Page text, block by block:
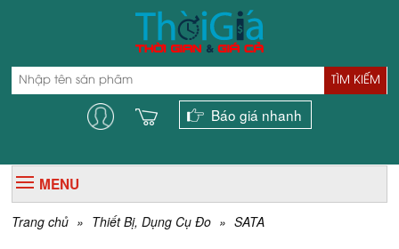
TÌM KIẾM
Báo giá nhanh
MENU
Trang chủ » Thiết Bị, Dụng Cụ Đo » SATA